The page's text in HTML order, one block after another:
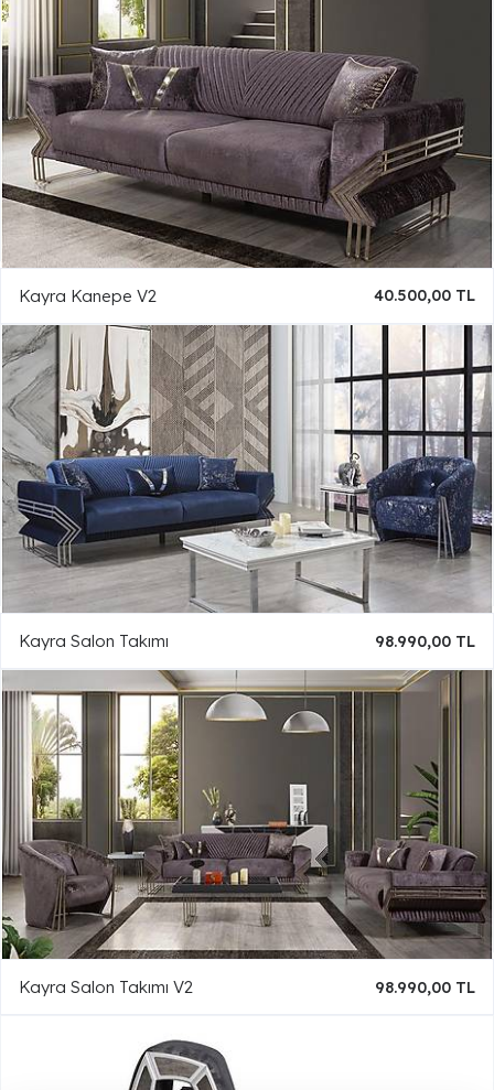
Kayra Kanepe V2 40.500,00 TL
Kayra Salon Takımı 98.990,00 TL
Kayra Salon Takımı V2 98.990,00 TL